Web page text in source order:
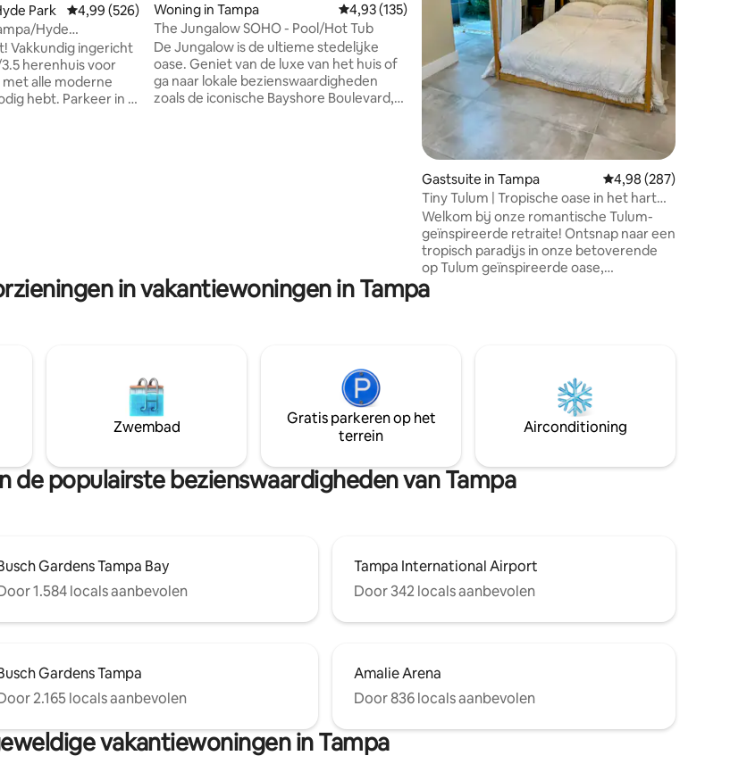
5, 266 recensies
Park Gemiddelde beoordeling van 4,99 op 5, 526 recensies
4,99 (526)
Vakkundig ingericht
herenhuis voor
met alle moderne
hebt. Parkeer in je
Woning in Tampa Gemiddelde beoordeling van 4,93 op 5, 135 recensies
4,93 (135)
The Jungalow SOHO - Pool/Hot Tub
De Jungalow is de ultieme stedelijke
oase. Geniet van de luxe van het huis of
ga naar lokale bezienswaardigheden
zoals de iconische Bayshore Boulevard,
Gastsuite in Tampa Gemiddelde
4,98 (287)
Tiny Tulum | Tropische oase in het hart
van Tampa!
Welkom bij onze romantische Tulum-
geïnspireerde retraite! Ontsnap naar een
tropisch paradijs in onze betoverende
op Tulum geïnspireerde oase,
ontworpen met romantiek en
ontspanning in gedachten. Ons prachtig
koppels die op zoek zijn naar een
memorabele ervaring. Waarom zou je
een algemene Airbnb reserveren als je
een handgemaakt tropisch paradijs kunt
in vakantiewoningen in Tampa
Zwembad
Gratis parkeren op het
terrein
Airconditioning
de populairste bezienswaardigheden van Tampa
Gardens Tampa Bay
1.584 locals aanbevolen
Tampa International Airport
Door 342 locals aanbevolen
Gardens Tampa
2.165 locals aanbevolen
Amalie Arena
Door 836 locals aanbevolen
vakantiewoningen in Tampa